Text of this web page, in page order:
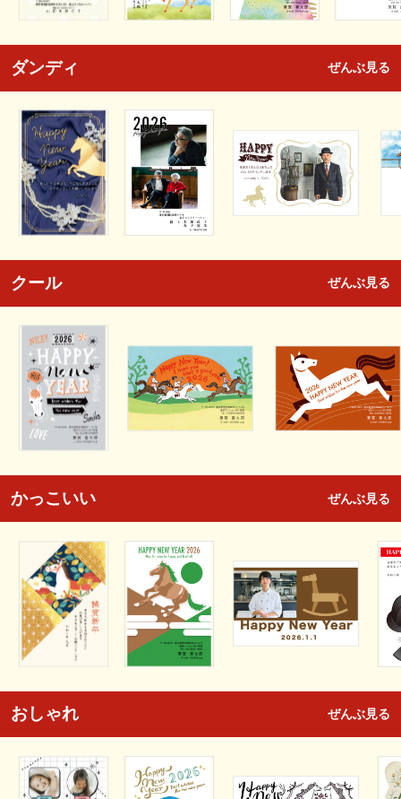
ダンディ ぜんぶ見る
クール ぜんぶ見る
かっこいい ぜんぶ見る
おしゃれ ぜんぶ見る